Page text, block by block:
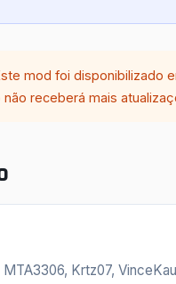
mod foi disponibilizado
receberá mais
MTA3306, Krtz07,